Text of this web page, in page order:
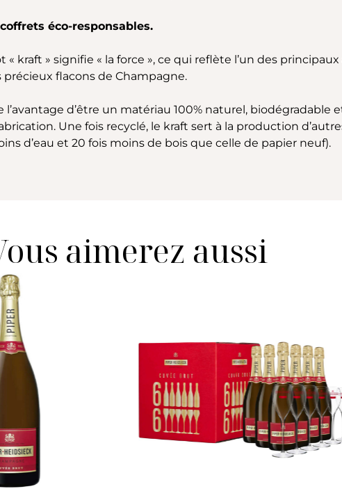
éco-responsables.
kraft » signifie « la force », ce qui reflète l’un des
flacons de Champagne.
d’être un matériau 100% naturel, biodégradable
Une fois recyclé, le kraft sert à la production
d’eau et 20 fois moins de bois que celle de papier neuf).
aimerez aussi